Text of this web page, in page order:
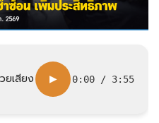
ยเสียง ▶ 0:00 / 3:55